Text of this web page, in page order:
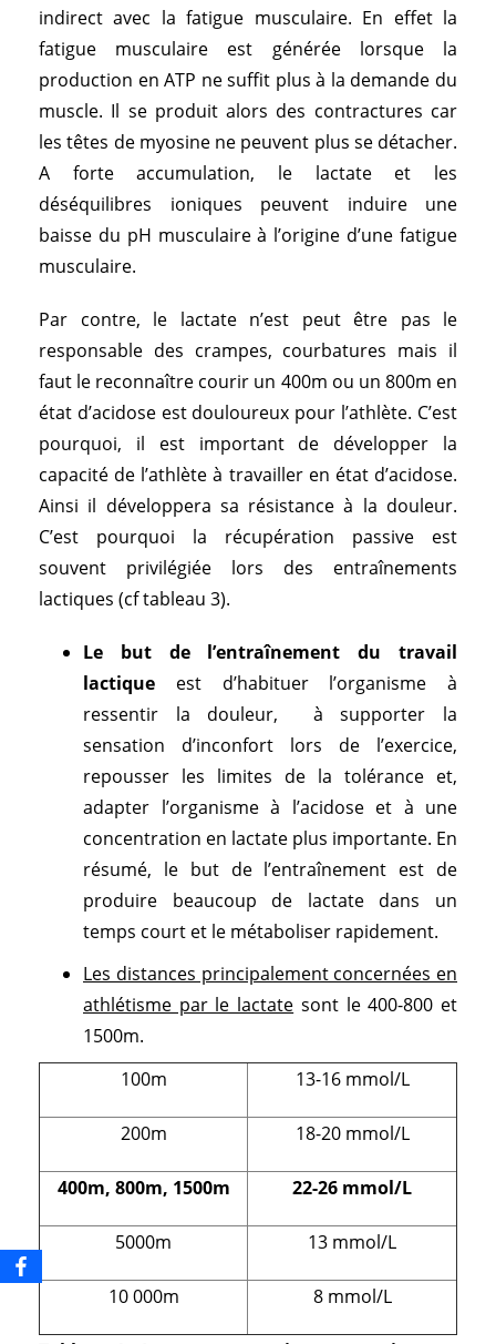
indirect avec la fatigue musculaire. En effet la
fatigue musculaire est générée lorsque la
production en ATP ne suffit plus à la demande du
muscle. Il se produit alors des contractures car
les têtes de myosine ne peuvent plus se détacher.
A forte accumulation, le lactate et les
déséquilibres ioniques peuvent induire une
baisse du pH musculaire à l’origine d’une fatigue
musculaire.
Par contre, le lactate n’est peut être pas le
responsable des crampes, courbatures mais il
faut le reconnaître courir un 400m ou un 800m en
état d’acidose est douloureux pour l’athlète. C’est
pourquoi, il est important de développer la
capacité de l’athlète à travailler en état d’acidose.
Ainsi il développera sa résistance à la douleur.
C’est pourquoi la récupération passive est
souvent privilégiée lors des entraînements
lactiques (cf tableau 3).
Le but de l’entraînement du travail
lactique est d’habituer l’organisme à
ressentir la douleur, à supporter la
sensation d’inconfort lors de l’exercice,
repousser les limites de la tolérance et,
adapter l’organisme à l’acidose et à une
concentration en lactate plus importante. En
résumé, le but de l’entraînement est de
produire beaucoup de lactate dans un
temps court et le métaboliser rapidement.
Les distances principalement concernées en
athlétisme par le lactate sont le 400-800 et
1500m.
100m
13-16 mmol/L
200m 18-20 mmol/L
400m, 800m, 1500m 22-26 mmol/L
5000m 13 mmol/L
10 000m 8 mmol/L